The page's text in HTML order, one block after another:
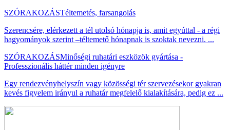
SZÓRAKOZÁSTéltemetés, farsangolás
Szerencsére, elérkezett a tél utolsó hónapja is, amit egyúttal - a régi
hagyományok szerint –téltemető hónapnak is szoktak nevezni. ...
SZÓRAKOZÁSMinőségi ruhatári eszközök gyártása -
Professzionális háttér minden igényre
Egy rendezvényhelyszín vagy közösségi tér szervezésekor gyakran
kevés figyelem irányul a ruhatár megfelelő kialakítására, pedig ez ...